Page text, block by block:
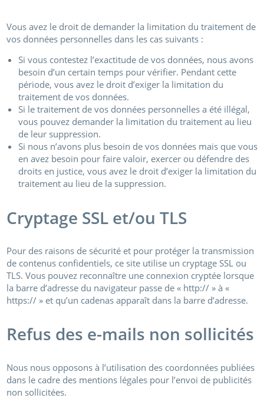
Vous avez le droit de demander la limitation du traitement de
vos données personnelles dans les cas suivants :
Si vous contestez l’exactitude de vos données, nous avons
besoin d’un certain temps pour vérifier. Pendant cette
période, vous avez le droit d’exiger la limitation du
traitement de vos données.
Si le traitement de vos données personnelles a été illégal,
vous pouvez demander la limitation du traitement au lieu
de leur suppression.
Si nous n’avons plus besoin de vos données mais que vous
en avez besoin pour faire valoir, exercer ou défendre des
droits en justice, vous avez le droit d’exiger la limitation du
traitement au lieu de la suppression.
Cryptage SSL et/ou TLS
Pour des raisons de sécurité et pour protéger la transmission
de contenus confidentiels, ce site utilise un cryptage SSL ou
TLS. Vous pouvez reconnaître une connexion cryptée lorsque
la barre d’adresse du navigateur passe de « http:// » à «
https:// » et qu’un cadenas apparaît dans la barre d’adresse.
Refus des e-mails non sollicités
Nous nous opposons à l’utilisation des coordonnées publiées
dans le cadre des mentions légales pour l’envoi de publicités
non sollicitées.